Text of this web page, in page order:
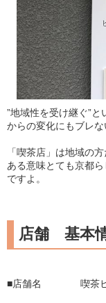
”地域性を受け継ぐ”
からの変化にもブレな
「喫茶店」は地域の
ある意味とても京都
ですよ。
店舗 基本
■店舗名 喫茶ヒ